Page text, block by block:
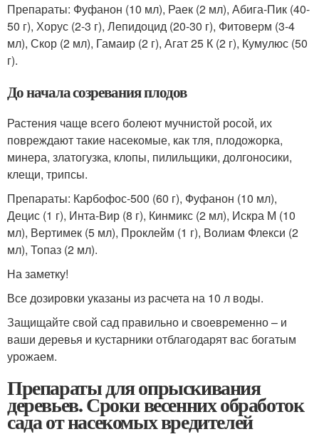
Препараты: Фуфанон (10 мл), Раек (2 мл), Абига-Пик (40-
50 г), Хорус (2-3 г), Лепидоцид (20-30 г), Фитоверм (3-4
мл), Скор (2 мл), Гамаир (2 г), Агат 25 К (2 г), Кумулюс (50
г).
До начала созревания плодов
Растения чаще всего болеют мучнистой росой, их
повреждают такие насекомые, как тля, плодожорка,
минера, златогузка, клопы, пилильщики, долгоносики,
клещи, трипсы.
Препараты: Карбофос-500 (60 г), Фуфанон (10 мл),
Децис (1 г), Инта-Вир (8 г), Кинмикс (2 мл), Искра М (10
мл), Вертимек (5 мл), Проклейм (1 г), Волиам Флекси (2
мл), Топаз (2 мл).
На заметку!
Все дозировки указаны из расчета на 10 л воды.
Защищайте свой сад правильно и своевременно – и
ваши деревья и кустарники отблагодарят вас богатым
урожаем.
Препараты для опрыскивания
деревьев. Сроки весенних обработок
сада от насекомых вредителей